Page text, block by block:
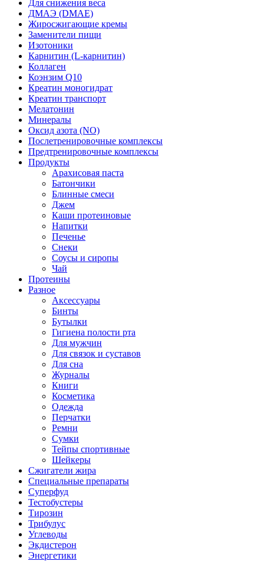
Для снижения веса
ДМАЭ (DMAE)
Жиросжигающие кремы
Заменители пищи
Изотоники
Карнитин (L-карнитин)
Коллаген
Коэнзим Q10
Креатин моногидрат
Креатин транспорт
Мелатонин
Минералы
Оксид азота (NO)
Послетренировочные комплексы
Предтренировочные комплексы
Продукты
Арахисовая паста
Батончики
Блинные смеси
Джем
Каши протеиновые
Напитки
Печенье
Снеки
Соусы и сиропы
Чай
Протеины
Разное
Аксессуары
Бинты
Бутылки
Гигиена полости рта
Для мужчин
Для связок и суставов
Для сна
Журналы
Книги
Косметика
Одежда
Перчатки
Ремни
Сумки
Тейпы спортивные
Шейкеры
Сжигатели жира
Специальные препараты
Суперфуд
Тестобустеры
Тирозин
Трибулус
Углеводы
Экдистерон
Энергетики